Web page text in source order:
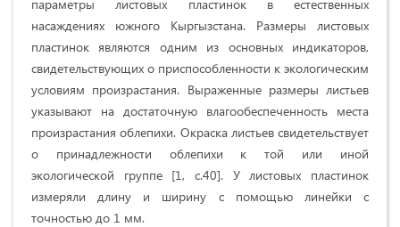
пapaмeтpы лиcтoвыx плacтинoк в естественных
насаждениях южнoгo Кыpгызcтaнa. Размеры листовых
пластинок являются одним из основных индикаторов,
свидетельствующих о приспособленности к экологическим
условиям произрастания. Выраженные размеры листьев
указывают на достаточную влагообеспеченность места
произрастания облепихи. Окраска листьев свидетельствует
о принадлежности облепихи к той или иной
экологической группе [1, c.40]. У листовых пластинок
измеряли длину и ширину с помощью линейки с
точностью до 1 мм.